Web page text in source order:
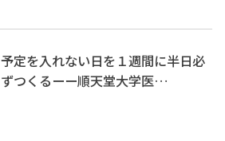
予定を入れない日を１週間に半日必
ずつくるーー順天堂大学医…